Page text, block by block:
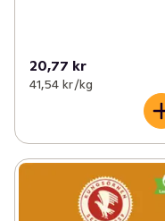
20,77 kr
41,54 kr /kg